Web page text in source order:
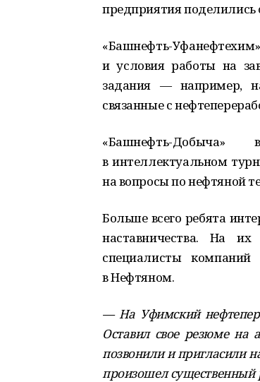
предприятия поделились
«Башнефть-
и условия работы на
задания — например,
связанные с
«Башнефть-Добыча»
в интеллектуальном
на вопросы по нефтяной
Больше всего ребята
наставничества. На
специалисты
в Нефтяном.
— На Уфимский
Оставил свое резюме на
позвонили и пригласили
произошел существенный